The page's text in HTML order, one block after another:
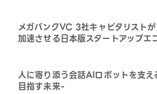
メガバンクVC 3社キャピタリスト
加速させる日本版スタートアップエ
人に寄り添う会話AIロボットを支
目指す未来-